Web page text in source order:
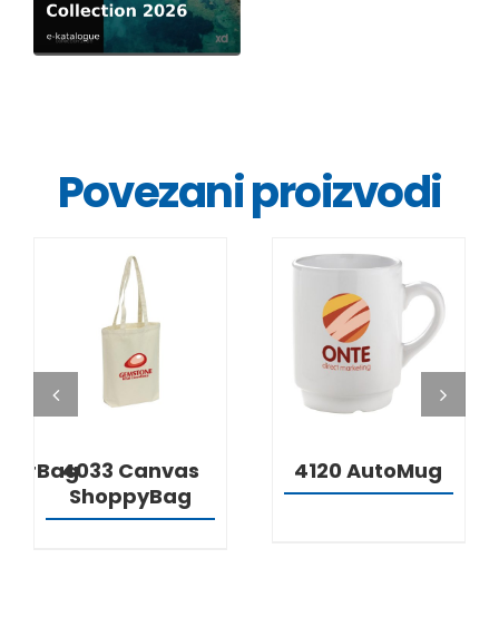
Povezani proizvodi
DETALJI
4033 Canvas
ShoppyBag
DETALJI
4120 AutoMug